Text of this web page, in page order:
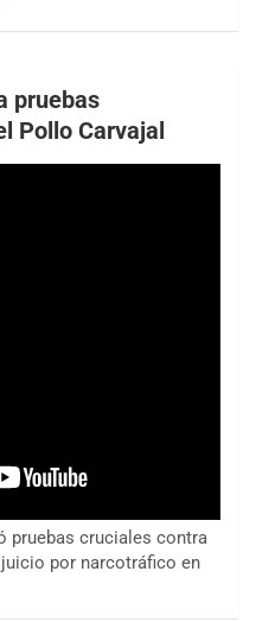
pruebas
Pollo Carvajal
pruebas cruciales contra
por narcotráfico en